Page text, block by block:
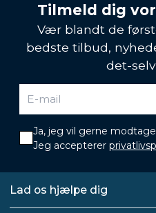
Tilmeld dig
Vær blandt de
bedste tilbud,
det-
Ja, jeg vil gerne
Jeg accepterer
Lad os hjælpe dig